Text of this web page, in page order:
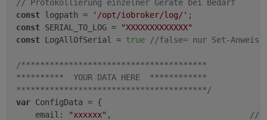
// Protokollierung einzelner Geräte bei Bedarf
const logpath = '/opt/iobroker/log/'
const SERIAL_TO_LOG =
"XXXXXXXXXXXXX"
const LogAllOfSerial = true //false= nur Set-
/***************************************
**********  YOUR DATA HERE  ************
****************************************/
var ConfigData = {
    email:
"xxxxxx" ,
//